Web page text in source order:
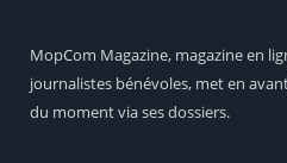
MopCom Magazine, magazine en
journalistes bénévoles, met en
du moment via ses dossiers.